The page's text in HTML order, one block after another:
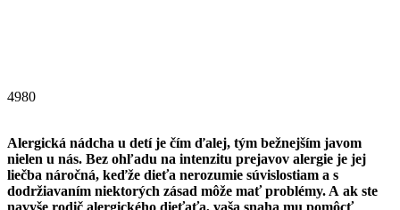
4980
Alergická nádcha u detí je čím ďalej, tým bežnejším javom
nielen u nás. Bez ohľadu na intenzitu prejavov alergie je jej
liečba náročná, keďže dieťa nerozumie súvislostiam a s
dodržiavaním niektorých zásad môže mať problémy. A ak ste
navyše rodič alergického dieťaťa, vaša snaha mu pomôcť